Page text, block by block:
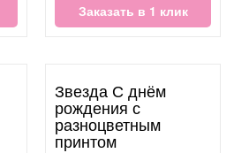
Заказать в 1 клик
Звезда С днём
рождения с
разноцветным
принтом